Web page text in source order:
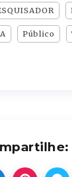
Público